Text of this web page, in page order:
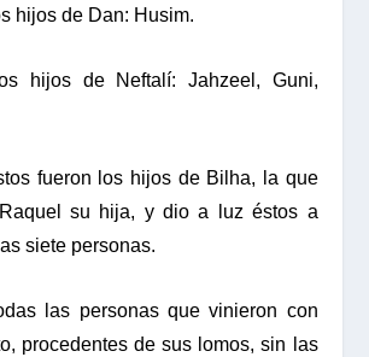
hijos de Dan: Husim.
hijos de Neftalí: Jahzeel, Guni,
fueron los hijos de Bilha, la que
su hija, y dio a luz éstos a
siete personas.
las personas que vinieron con
procedentes de sus lomos, sin las